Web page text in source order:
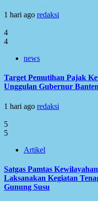
1 hari ago redaksi
4
4
news
Target Pemutihan Pajak
Unggulan Gubernur
1 hari ago redaksi
5
5
Artikel
Satgas Pamtas
Laksanakan Kegiatan
Gunung Susu